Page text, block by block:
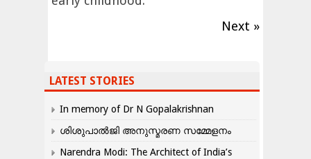
Next »
LATEST STORIES
In memory of Dr N Gopalakrishnan
ശിശുപാൽജി അനുസ്മരണ സമ്മേളനം
Narendra Modi: The Architect of India’s